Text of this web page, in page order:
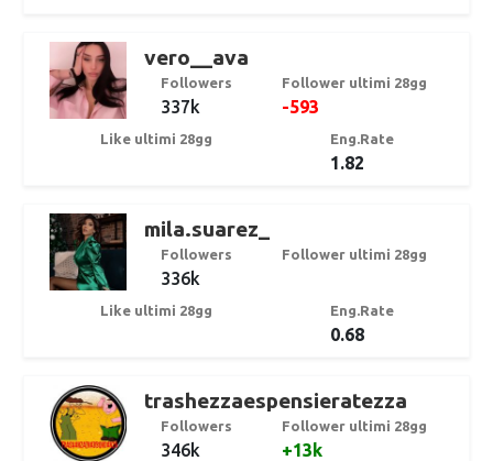
vero__ava
Followers
337k
Follower ultimi 28gg
-593
Like ultimi 28gg Eng.Rate
1.82
mila.suarez_
Followers
336k
Follower ultimi 28gg
Like ultimi 28gg Eng.Rate
0.68
trashezzaespensieratezza
Followers
346k
Follower ultimi 28gg
+13k